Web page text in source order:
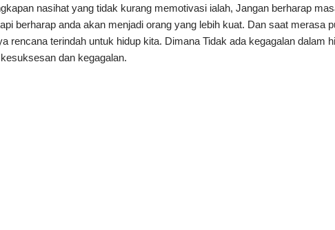
nasihat yang tidak kurang memotivasi ialah, Jangan berharap
berharap anda akan menjadi orang yang lebih kuat. Dan saat merasa
rencana terindah untuk hidup kita. Dimana Tidak ada kegagalan dalam
dan kegagalan.